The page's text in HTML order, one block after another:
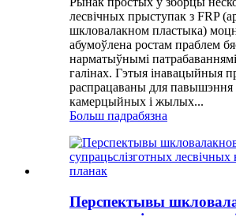
лесвічных прыступак з FRP
шкловалакном пластыка)
абумоўлена ростам праблем
нарматыўнымі
галінах. Гэтыя інавацыйныя
распрацаваны для павышэння
камерцыйных і жылых...
Больш падрабязна
Перспектывы